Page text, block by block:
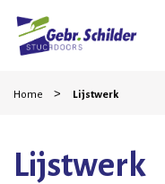
Home
Particulieren
Home > Lijstwerk
Lijstwerk